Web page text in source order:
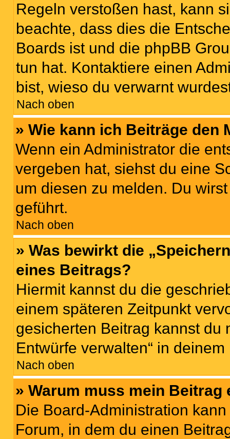
Regeln verstoßen hast, kann
beachte, dass dies die
Boards ist und die phpBB
tun hat. Kontaktiere einen
bist, wieso du verwarnt
Nach oben
» Wie kann ich Beiträge den
Wenn ein Administrator die
vergeben hat, siehst du eine
um diesen zu melden. Du
geführt.
Nach oben
» Was bewirkt die
eines Beitrags?
Hiermit kannst du die
einem späteren Zeitpunkt
gesicherten Beitrag kannst du
Entwürfe verwalten“ in
Nach oben
» Warum muss mein
Die Board-Administration
Forum, in dem du einen